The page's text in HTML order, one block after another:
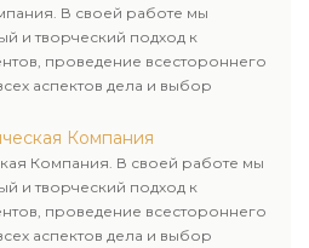
В своей работе мы
и творческий подход к
проведение всестороннего
аспектов дела и выбор
Компания
Компания. В своей работе мы
и творческий подход к
проведение всестороннего
аспектов дела и выбор